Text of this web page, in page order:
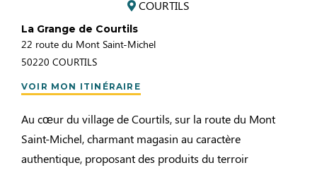
COURTILS
La Grange de Courtils
22 route du Mont Saint-Michel
50220 COURTILS
VOIR MON ITINÉRAIRE
Au cœur du village de Courtils, sur la route du Mont
Saint-Michel, charmant magasin au caractère
authentique, proposant des produits du terroir